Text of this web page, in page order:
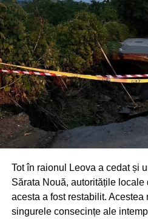
Tot în raionul Leova a cedat și
Sărata Nouă, autoritățile
acesta a fost restabilit.
singurele consecințe ale